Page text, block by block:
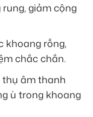
giảm cộng
khoang rỗng,
chắc chắn.
thụ âm thanh
ù trong khoang